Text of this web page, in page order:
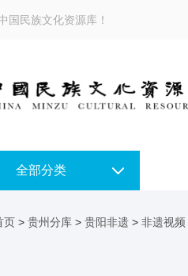
国民族文化资源库！
全部分类
页 > 贵州分库 > 贵阳非遗 > 非遗视频